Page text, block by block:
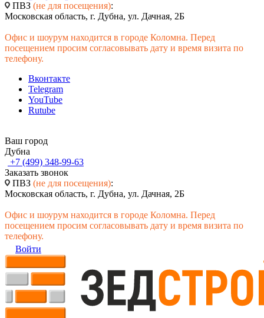
ПВЗ (не для посещения):
Московская область, г. Дубна, ул. Дачная, 2Б
Офис и шоурум находится в городе Коломна. Перед
посещением просим согласовывать дату и время визита по
телефону.
Вконтакте
Telegram
YouTube
Rutube
Ваш город
Дубна
+7 (499) 348-99-63
Заказать звонок
ПВЗ (не для посещения):
Московская область, г. Дубна, ул. Дачная, 2Б
Офис и шоурум находится в городе Коломна. Перед
посещением просим согласовывать дату и время визита по
телефону.
Войти